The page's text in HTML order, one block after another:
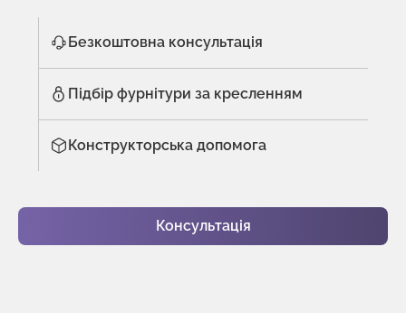
Безкоштовна консультація
Підбір фурнітури за кресленням
Конструкторська допомога
Консультація